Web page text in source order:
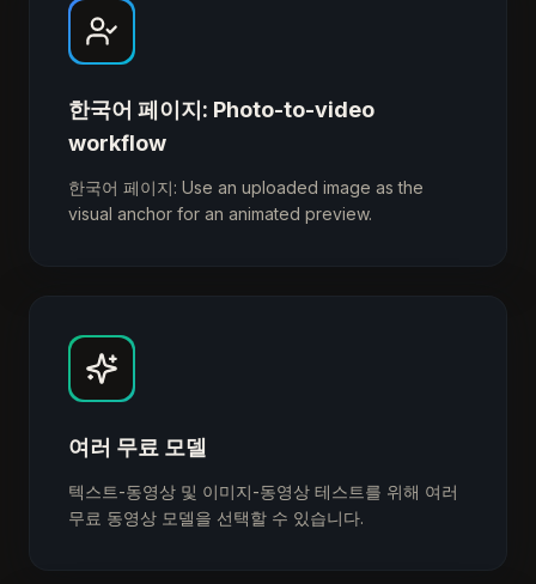
한국어 페이지: Photo-to-video
workflow
한국어 페이지: Use an uploaded image as the
visual anchor for an animated preview.
여러 무료 모델
텍스트-동영상 및 이미지-동영상 테스트를 위해 여러
무료 동영상 모델을 선택할 수 있습니다.